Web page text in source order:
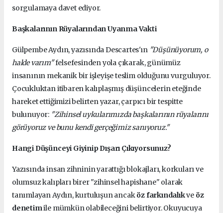
sorgulamaya davet ediyor.
Başkalarının Rüyalarından Uyanma Vakti
Gülpembe Aydın, yazısında Descartes'ın "Düşünüyorum, o
halde varım"felsefesinden yola çıkarak, günümüz
insanının mekanik bir işleyişe teslim olduğunu vurguluyor.
Çocukluktan itibaren kalıplaşmış düşüncelerin eteğinde
hareket ettiğimizi belirten yazar, çarpıcı bir tespitte
bulunuyor: "Zihinsel uykularımızda başkalarının rüyalarını
görüyoruz ve bunu kendi gerçeğimiz sanıyoruz."
Hangi Düşünceyi Giyinip Dışarı Çıkıyorsunuz?
Yazısında insan zihninin yarattığı blokajları, korkuları ve
olumsuz kalıpları birer "zihinsel hapishane" olarak
tanımlayan Aydın, kurtuluşun ancaköz farkındalıkve öz
denetimile mümkün olabileceğini belirtiyor. Okuyucuya